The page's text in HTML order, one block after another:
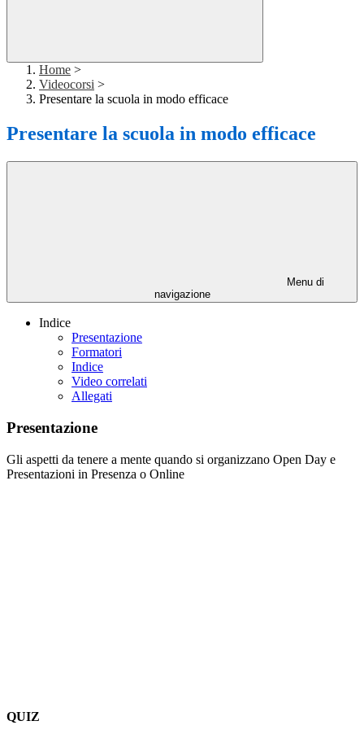
Home >
Videocorsi >
Presentare la scuola in modo efficace
Presentare la scuola in modo efficace
Menu di
navigazione
Indice
Presentazione
Formatori
Indice
Video correlati
Allegati
Presentazione
Gli aspetti da tenere a mente quando si organizzano Open Day e
Presentazioni in Presenza o Online
QUIZ